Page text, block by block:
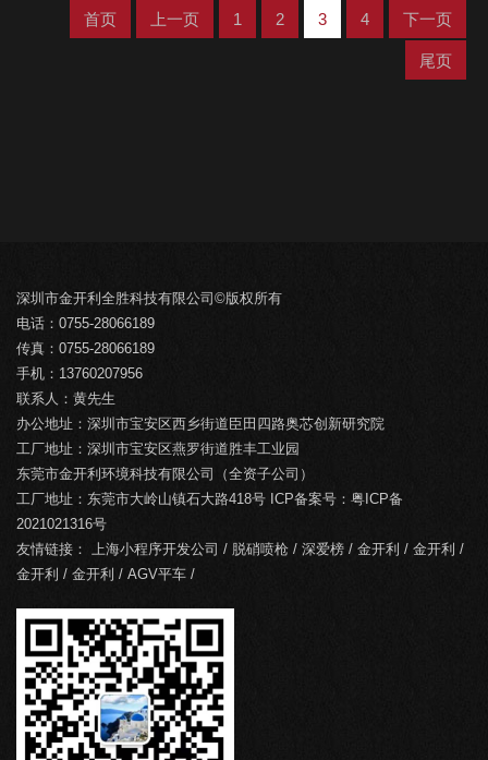
首页 上一页 1 2 3 4 下一页
尾页
深圳市金开利全胜科技有限公司©版权所有
电话：0755-28066189
传真：0755-28066189
手机：13760207956
联系人：黄先生
办公地址：深圳市宝安区西乡街道臣田四路奥芯创新研究院
工厂地址：深圳市宝安区燕罗街道胜丰工业园
东莞市金开利环境科技有限公司（全资子公司）
工厂地址：东莞市大岭山镇石大路418号 ICP备案号： 粤ICP备
2021021316号
友情链接： 上海小程序开发公司 / 脱硝喷枪 / 深爱榜 / 金开利 / 金开利 /
金开利 / 金开利 / AGV平车 /